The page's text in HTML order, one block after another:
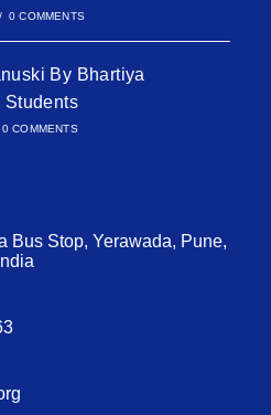
/ 0 COMMENTS
By Bhartiya
Students
0 COMMENTS
Bus Stop, Yerawada, Pune,